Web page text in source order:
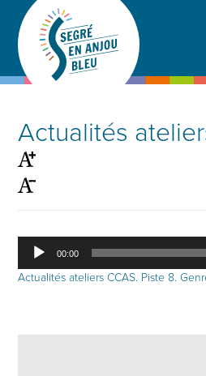
Actualités
Lecteur
audio
00:00
Actualités ateliers CCAS. Piste 8.